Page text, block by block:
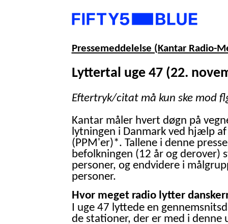
Pressemeddelelse (Kantar Radio-
Lyttertal uge 47 (22.
Eftertryk/citat må kun ske mod
Kantar måler hvert døgn på
lytningen i Danmark ved hjælp
(PPM'er)*. Tallene i denne
befolkningen (12 år og derover)
personer, og endvidere i
personer.
Hvor meget radio lytter
I uge 47 lyttede en
de stationer, der er med i denne